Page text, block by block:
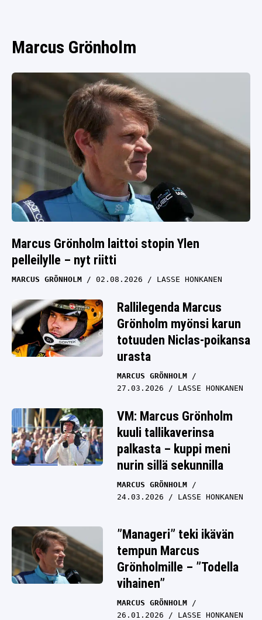
Marcus Grönholm
Marcus Grönholm laittoi stopin Ylen
pelleilylle – nyt riitti
MARCUS GRÖNHOLM 02.08.2026 LASSE HONKANEN
Rallilegenda Marcus
Grönholm myönsi karun
totuuden Niclas-poikansa
urasta
MARCUS GRÖNHOLM
27.03.2026
LASSE HONKANEN
VM: Marcus Grönholm
kuuli tallikaverinsa
palkasta – kuppi meni
nurin sillä sekunnilla
MARCUS GRÖNHOLM
24.03.2026
LASSE HONKANEN
”Manageri” teki ikävän
tempun Marcus
Grönholmille – ”Todella
vihainen”
MARCUS GRÖNHOLM
26.01.2026
LASSE HONKANEN